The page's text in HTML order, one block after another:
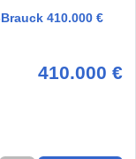
410.000 €
410.000 €